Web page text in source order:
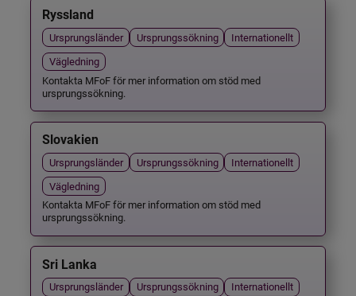
Ryssland
Ursprungsländer Ursprungssökning
Internationellt
Vägledning
Kontakta MFoF för mer information om stöd med
ursprungssökning.
Slovakien
Ursprungsländer Ursprungssökning
Internationellt
Vägledning
Kontakta MFoF för mer information om stöd med
ursprungssökning.
Sri Lanka
Ursprungsländer Ursprungssökning
Internationellt